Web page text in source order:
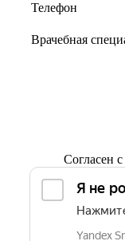
Согласен с